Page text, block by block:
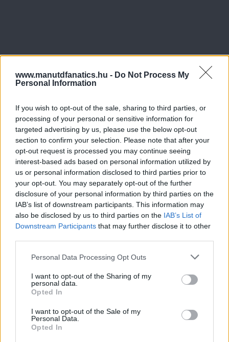
www.manutdfanatics.hu - Do Not Process My
Personal Information
If you wish to opt-out of the sale, sharing to third parties, or
processing of your personal or sensitive information for
targeted advertising by us, please use the below opt-out
section to confirm your selection. Please note that after your
opt-out request is processed you may continue seeing
interest-based ads based on personal information utilized by
us or personal information disclosed to third parties prior to
your opt-out. You may separately opt-out of the further
disclosure of your personal information by third parties on the
IAB’s list of downstream participants. This information may
also be disclosed by us to third parties on the IAB’s List of
Downstream Participants that may further disclose it to other
Please note that this website/app uses one or more Google
not limited to your visit or usage behaviour. You may click to
grant or deny consent to Google and its third-party tags to
use your data for below specified purposes in below Google
consent section.
Personal Data Processing Opt Outs
I want to opt-out of the Sharing of my
personal data.
Opted In
I want to opt-out of the Sale of my
Personal Data.
Opted In
Meccs Center
Paris Saint-Germain
Manchester United